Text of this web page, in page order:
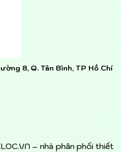
8, Q. Tân Bình, TP Hồ Chí
– nhà phân phối thiết